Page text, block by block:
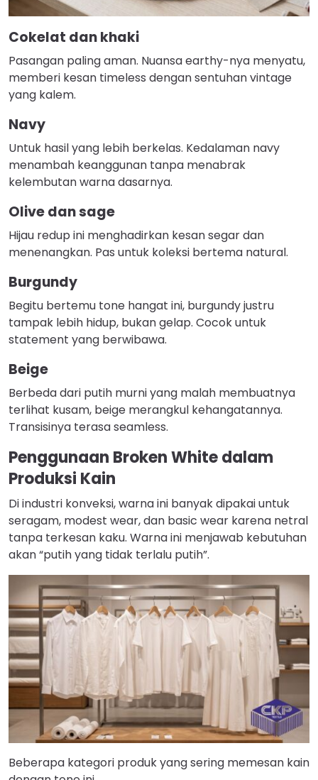
Cokelat dan khaki
Pasangan paling aman. Nuansa earthy-nya menyatu,
memberi kesan timeless dengan sentuhan vintage
yang kalem.
Navy
Untuk hasil yang lebih berkelas. Kedalaman navy
menambah keanggunan tanpa menabrak
kelembutan warna dasarnya.
Olive dan sage
Hijau redup ini menghadirkan kesan segar dan
menenangkan. Pas untuk koleksi bertema natural.
Burgundy
Begitu bertemu tone hangat ini, burgundy justru
tampak lebih hidup, bukan gelap. Cocok untuk
statement yang berwibawa.
Beige
Berbeda dari putih murni yang malah membuatnya
terlihat kusam, beige merangkul kehangatannya.
Transisinya terasa seamless.
Penggunaan Broken White dalam
Produksi Kain
Di industri konveksi, warna ini banyak dipakai untuk
seragam, modest wear, dan basic wear karena netral
tanpa terkesan kaku. Warna ini menjawab kebutuhan
akan “putih yang tidak terlalu putih”.
Beberapa kategori produk yang sering memesan kain